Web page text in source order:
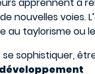
nouvelles voies.
taylorisme ou
sophistiquer,